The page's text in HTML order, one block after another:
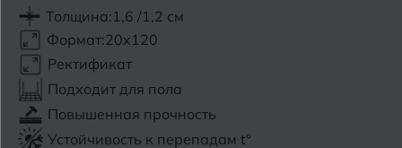
Толщина:1,6 /1,2 см
Формат:20x120
Ректификат
Подходит для пола
Повышенная прочность
Устойчивость к перепадам t°
Боровичи
Брянск
Бугульма
Бугуруслан